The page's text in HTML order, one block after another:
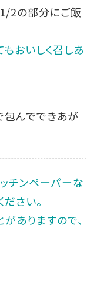
2の部分にご飯
おいしく召しあ
包んでできあが
チンペーパーな
さい。
ありますので、